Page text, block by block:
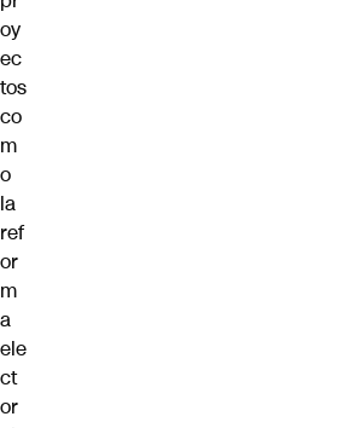
oy
ec
tos
co
m
o
la
ref
or
m
a
ele
ct
or